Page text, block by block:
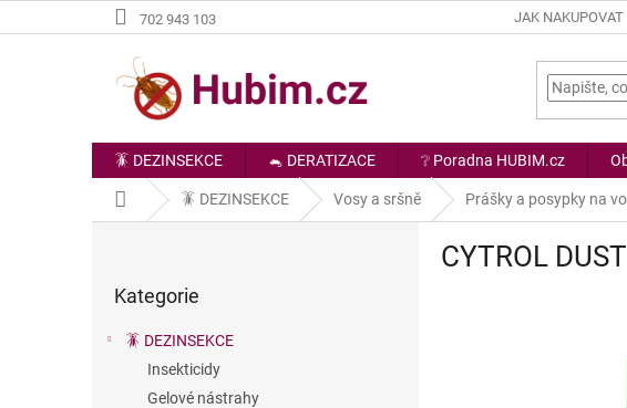
na
702 943 103 JAK NAKUPOVAT
🪳 DEZINSEKCE 🐁 DERATIZACE ❔ Poradna HUBIM.cz
Domů 🪳 DEZINSEKCE Vosy a sršně Prášky a posypky na
kategorie
Kategorie
🪳 DEZINSEKCE
Insekticidy
Gelové nástrahy
CYTROL